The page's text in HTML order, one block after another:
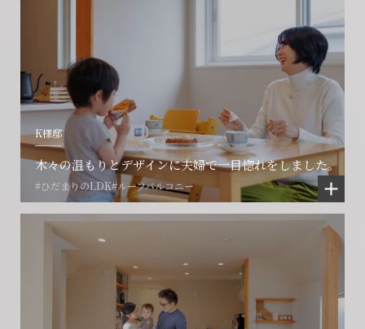
K様邸
木々の温もりとデザインに夫婦で一目惚れをしました。
#ひだまりのLDK#ルーフバルコニー
会社に関することや物件についての
ご相談はこちら
フォームからのお問い合わせ
CONTACT
お電話でのお問い合わせ
0466-24-2478
営業時間9:30~18:30 水曜定休
賃貸物件入居者様の
お困りごとのご相談はこちら
解約のお申し込み
CONTACT
プロコール24ご利用の方
0120-073-386
土地の活用・賃貸経営に関する
ご相談はこちら
フォームからのお問い合わせ
CONTACT
賃貸管理事業部へのお問い合わせ
0466-24-2478
営業時間9:30~18:30 水曜定休